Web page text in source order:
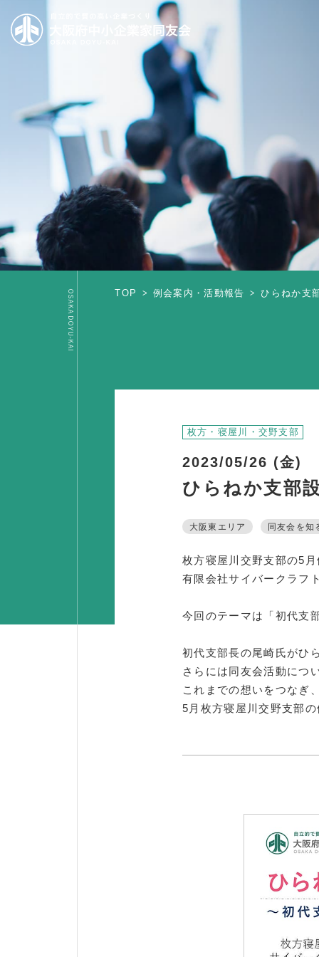
TOP 例会案内・活動報告 ひらねか支
OSAKA DOYU-KAI
枚方・寝屋川・交野支部
2023/05/26 (金)
ひらねか支部
大阪東エリア 同友会を知
枚方寝屋川交野支部の5
有限会社サイバークラフ
今回のテーマは「初代支
初代支部長の尾崎氏がひ
さらには同友会活動につ
これまでの想いをつなぎ
5月枚方寝屋川交野支部